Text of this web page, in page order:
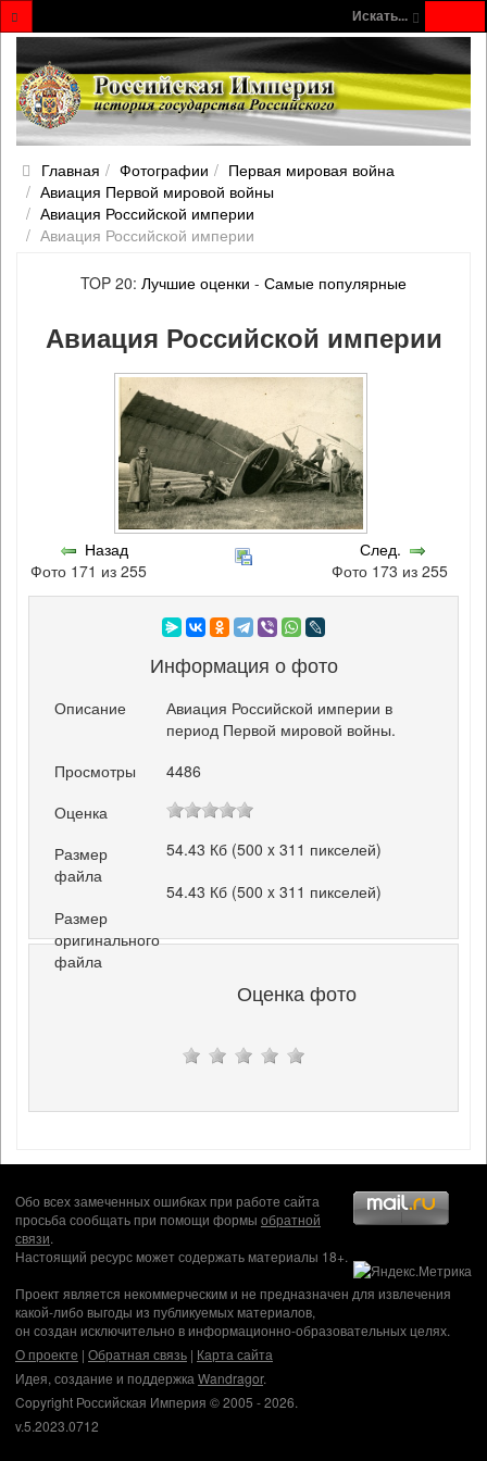
Искать...
Главная Фотографии
Первая мировая война
Авиация Первой мировой войны
Авиация Российской империи
Авиация Российской империи
TOP 20: Лучшие оценки - Самые популярные
Авиация Российской империи
Назад
Фото 171 из 255
След.
Фото 173 из 255
Информация о фото
Описание
Авиация Российской империи в
период Первой мировой войны.
Просмотры
4486
Оценка
Размер
файла
54.43 Кб (500 x 311 пикселей)
Размер
оригинального
файла
54.43 Кб (500 x 311 пикселей)
Оценка фото
Обо всех замеченных ошибках при работе сайта
просьба сообщать при помощи формы обратной
связи.
Настоящий ресурс может содержать материалы 18+.
Проект является некоммерческим и не предназначен для извлечения
какой-либо выгоды из публикуемых материалов,
он создан исключительно в информационно-образовательных целях.
О проекте | Обратная связь | Карта сайта
Идея, создание и поддержка Wandragor.
Copyright Российская Империя © 2005 - 2026.
v.5.2023.0712